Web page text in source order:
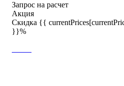
Запрос на расчет
Акция
Скидка {{
}}%